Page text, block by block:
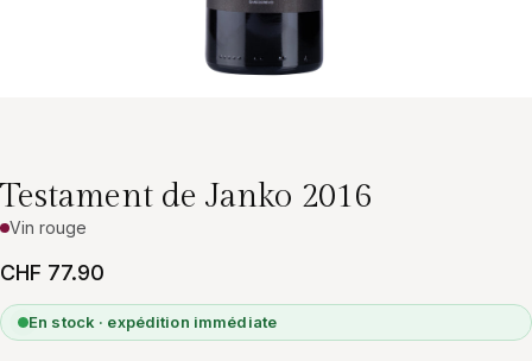
Testament de Janko 2016
Vin rouge
CHF 77.90
En stock · expédition immédiate